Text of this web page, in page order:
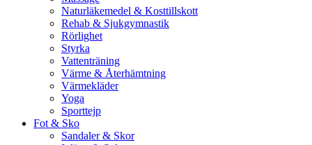
Naturläkemedel & Kosttillskott
Rehab & Sjukgymnastik
Rörlighet
Styrka
Vattenträning
Värme & Återhämtning
Värmekläder
Yoga
Sporttejp
Fot & Sko
Sandaler & Skor